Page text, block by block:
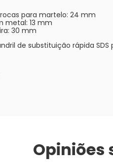
para martelo: 24 mm
metal: 13 mm
30 mm
de substituição rápida
Opiniões